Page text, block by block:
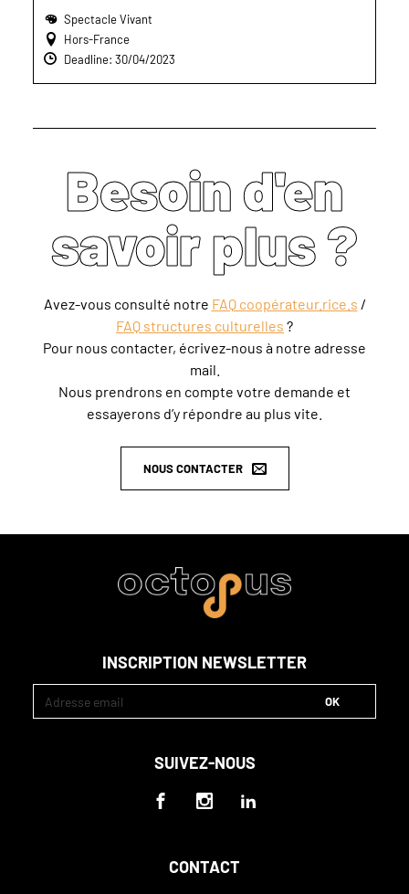
Spectacle Vivant
Hors-France
Deadline: 30/04/2023
Besoin d'en
savoir plus ?
Avez-vous consulté notre FAQ coopérateur.rice.s /
FAQ structures culturelles ?
Pour nous contacter, écrivez-nous à notre adresse
mail.
Nous prendrons en compte votre demande et
essayerons d’y répondre au plus vite.
NOUS CONTACTER
INSCRIPTION NEWSLETTER
SUIVEZ-NOUS
CONTACT